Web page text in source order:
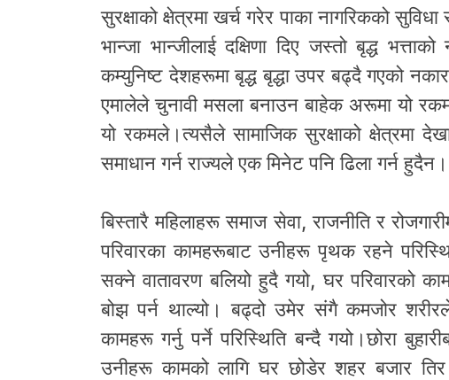
सुरक्षाको क्षेत्रमा खर्च गरेर पाका नागरिकको
भान्जा भान्जीलाई दक्षिणा दिए जस्तो बृद्ध
कम्युनिष्ट देशहरूमा बृद्ध बृद्धा उपर बढ्दै गएको
एमालेले चुनावी मसला बनाउन बाहेक अरूमा यो
यो रकमले।त्यसैले सामाजिक सुरक्षाको क्षेत्रमा
समाधान गर्न राज्यले एक मिनेट पनि ढिला गर्न हुदैन।
बिस्तारै महिलाहरू समाज सेवा, राजनीति र
परिवारका कामहरूबाट उनीहरू पृथक रहने
सक्ने वातावरण बलियो हुदै गयो, घर परिवारको
बोझ पर्न थाल्यो। बढ्दो उमेर संगै कमजोर शरीरले
कामहरू गर्नु पर्ने परिस्थिति बन्दै गयो।छोरा
उनीहरू कामको लागि घर छोडेर शहर बजार तिर